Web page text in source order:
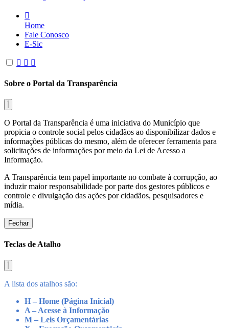
Home
Fale Conosco
E-Sic
Sobre o Portal da Transparência
O Portal da Transparência é uma iniciativa do Município que
propicia o controle social pelos cidadãos ao disponibilizar dados e
informações públicas do mesmo, além de oferecer ferramenta para
solicitações de informações por meio da Lei de Acesso a
Informação.
A Transparência tem papel importante no combate à corrupção, ao
induzir maior responsabilidade por parte dos gestores públicos e
controle e divulgação das ações por cidadãos, pesquisadores e
mídia.
Fechar
Teclas de Atalho
A lista dos atalhos são:
H – Home (Página Inicial)
A – Acesse à Informação
M – Leis Orçamentárias